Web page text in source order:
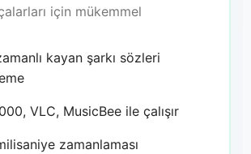
için mükemmel
kayan şarkı sözleri
VLC, MusicBee ile çalışır
zamanlaması